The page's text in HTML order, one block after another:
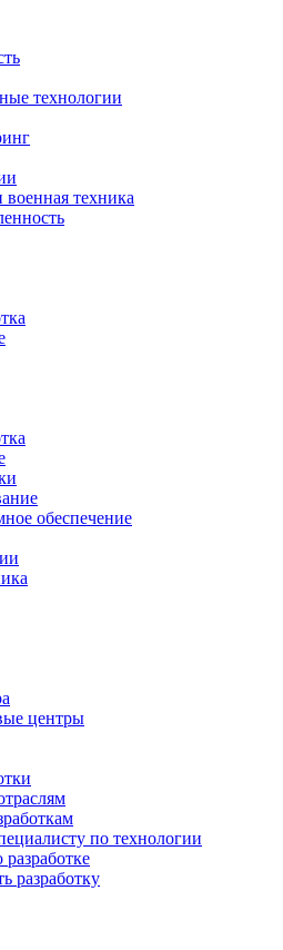
технологии
техника
обеспечение
центры
по технологии
разработке
разработку